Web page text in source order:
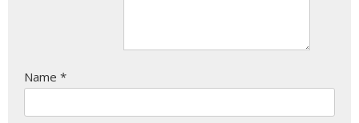
Name *